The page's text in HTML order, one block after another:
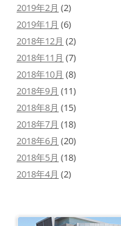
2019年2月 (2)
2019年1月 (6)
2018年12月 (2)
2018年11月 (7)
2018年10月 (8)
2018年9月 (11)
2018年8月 (15)
2018年7月 (18)
2018年6月 (20)
2018年5月 (18)
2018年4月 (2)